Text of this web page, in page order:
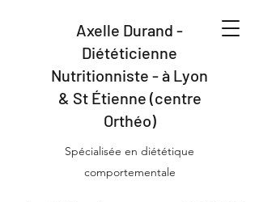
Axelle Durand -
Diététicienne
Nutritionniste - à Lyon
& St Étienne (centre
Orthéo)
Spécialisée en diététique
comportementale